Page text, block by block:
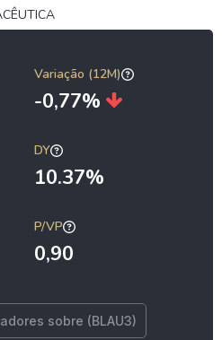
Variação (12M)
-0,77%
DY
10.37%
P/VP
0,90
sobre (BLAU3)